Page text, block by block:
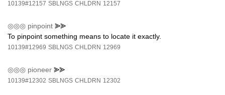
10139#12157 SBLNGS CHLDRN 12157
◎◎◎ pinpoint ⪢⪢
To pinpoint something means to locate it exactly.
10139#12969 SBLNGS CHLDRN 12969
◎◎◎ pioneer ⪢⪢
10139#12302 SBLNGS CHLDRN 12302